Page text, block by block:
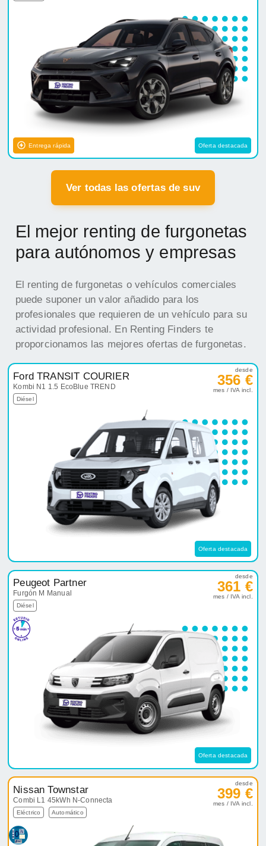
Entrega rápida Oferta destacada
Ver todas las ofertas de suv
El mejor renting de furgonetas
para autónomos y empresas
El renting de furgonetas o vehículos comerciales
puede suponer un valor añadido para los
profesionales que requieren de un vehículo para su
actividad profesional. En Renting Finders te
proporcionamos las mejores ofertas de furgonetas.
Ford TRANSIT COURIER
Kombi N1 1.5 EcoBlue TREND
Diésel
desde
356 €
mes / IVA incl.
Oferta destacada
Peugeot Partner
Furgón M Manual
Diésel
desde
361 €
mes / IVA incl.
Oferta destacada
Nissan Townstar
Combi L1 45kWh N-Connecta
Eléctrico Automático
desde
399 €
mes / IVA incl.